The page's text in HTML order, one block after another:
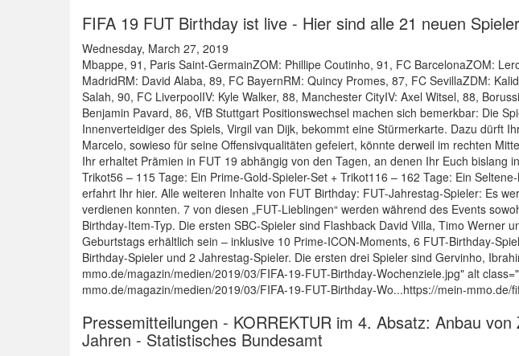
FIFA 19 FUT Birthday ist live - Hier sind alle 21 neuen
Wednesday, March 27, 2019
Mbappe, 91, Paris Saint-GermainZOM: Phillipe Coutinho, 91, FC BarcelonaZOM:
MadridRM: David Alaba, 89, FC BayernRM: Quincy Promes, 87, FC SevillaZDM:
Salah, 90, FC LiverpoolIV: Kyle Walker, 88, Manchester CityIV: Axel Witsel, 88,
Benjamin Pavard, 86, VfB Stuttgart Positionswechsel machen sich bemerkbar: Die
Innenverteidiger des Spiels, Virgil van Dijk, bekommt eine Stürmerkarte. Dazu dürft
Marcelo, sowieso für seine Offensivqualitäten gefeiert, könnte derweil im rechten
Ihr erhaltet Prämien in FUT 19 abhängig von den Tagen, an denen Ihr Euch
Trikot56 – 115 Tage: Ein Prime-Gold-Spieler-Set + Trikot116 – 162 Tage: Ein
erfahrt Ihr hier. Alle weiteren Inhalte von FUT Birthday: FUT-Jahrestag-Spieler: Es
verdienen konnten. 7 von diesen „FUT-Lieblingen“ werden während des Events
Birthday-Item-Typ. Die ersten SBC-Spieler sind Flashback David Villa, Timo
Geburtstags erhältlich sein – inklusive 10 Prime-ICON-Moments, 6 FUT-Birthday-
Birthday-Spieler und 2 Jahrestag-Spieler. Die ersten drei Spieler sind Gervinho,
mmo.de/magazin/medien/2019/03/FIFA-19-FUT-Birthday-Wochenziele.jpg" alt
mmo.de/magazin/medien/2019/03/FIFA-19-FUT-Birthday-Wo...https://mein-
Pressemitteilungen - KORREKTUR im 4. Absatz: Anbau
Jahren - Statistisches Bundesamt